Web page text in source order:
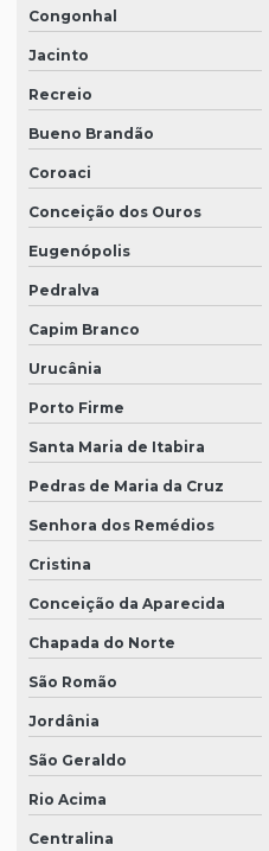
Congonhal
Jacinto
Recreio
Bueno Brandão
Coroaci
Conceição dos Ouros
Eugenópolis
Pedralva
Capim Branco
Urucânia
Porto Firme
Santa Maria de Itabira
Pedras de Maria da Cruz
Senhora dos Remédios
Cristina
Conceição da Aparecida
Chapada do Norte
São Romão
Jordânia
São Geraldo
Rio Acima
Centralina